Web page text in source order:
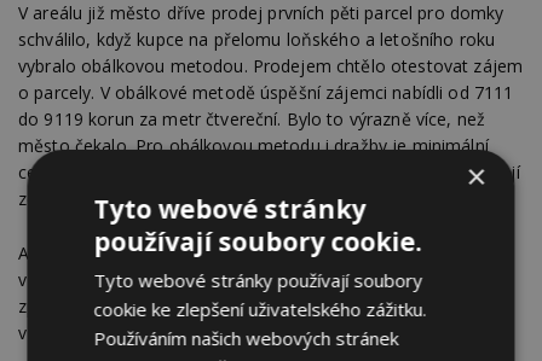
V areálu již město dříve prodej prvních pěti parcel pro domky
schválilo, když kupce na přelomu loňského a letošního roku
vybralo obálkovou metodou. Prodejem chtělo otestovat zájem
o parcely. V obálkové metodě úspěšní zájemci nabídli od 7111
do 9119 korun za metr čtvereční. Bylo to výrazně více, než
město čekalo. Pro obálkovou metodu i dražby je minimální
cena stejná, tedy 6560 korun za metr čtvereční. Ceny vycházejí
ze znaleckých posudků.
Armádní areál získalo město mezi lety 2000 až 2006, později
v něm zbouralo většinu budov. Územní studii a katalog domů
zpracovala kancelář Cuboid architekti po vítězství
v architektonické soutěži v roce 2014.
×
Tyto webové stránky
používají soubory cookie.
Tyto webové stránky používají soubory
cookie ke zlepšení uživatelského zážitku.
Používáním našich webových stránek